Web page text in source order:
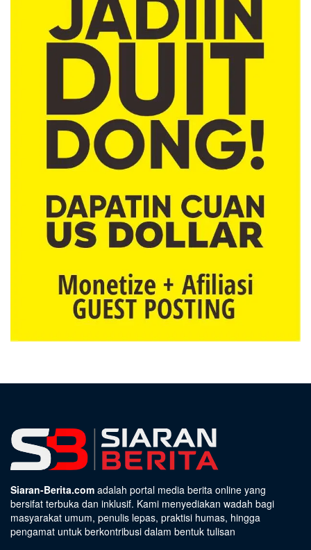
Siaran-Berita.com adalah portal media berita online yang
bersifat terbuka dan inklusif. Kami menyediakan wadah bagi
masyarakat umum, penulis lepas, praktisi humas, hingga
pengamat untuk berkontribusi dalam bentuk tulisan